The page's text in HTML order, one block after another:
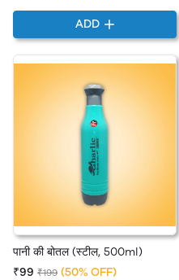
ADD
पानी की बोतल (स्टील, 500ml)
₹99 ₹199 (50% OFF)